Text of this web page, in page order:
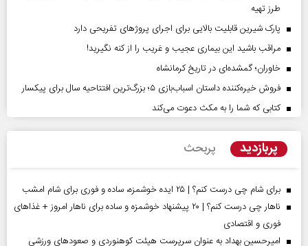
طرز تهیه
پارک شیرین قابلیت‌ بالایی برای اجرای پروژهای تفریحی دارد
مراقب باشید این بیماری عجیب و غریب را از کنه نگیرید!
خاوران؛ گمشده‌ای در تاریخ کرمانشاه
فروش خیره‌کننده داستان اسباب‌بازی ۵؛ بزرگ‌ترین افتتاحیه سال برای پیکسار
کتابی که شما را به مکث دعوت می‌کند
پربازدید پربحث
برای شام چی درست کنم؟ | ۲۵ ایده خوشمزه، ساده و فوری برای شام امشب
ناهار چی درست کنم؟ | ۲۰ پیشنهاد خوشمزه و ساده برای ناهار امروز + غذاهای
فوری و اقتصادی
امیرحسین بهداد به عنوان سرپرست هیئت کوهنوردی و صعودهای ورزشی